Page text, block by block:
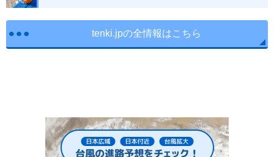
tenki.jpの全情報はこちら